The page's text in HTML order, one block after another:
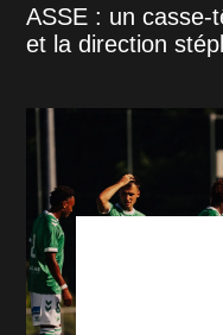
ASSE : un casse-
et la direction